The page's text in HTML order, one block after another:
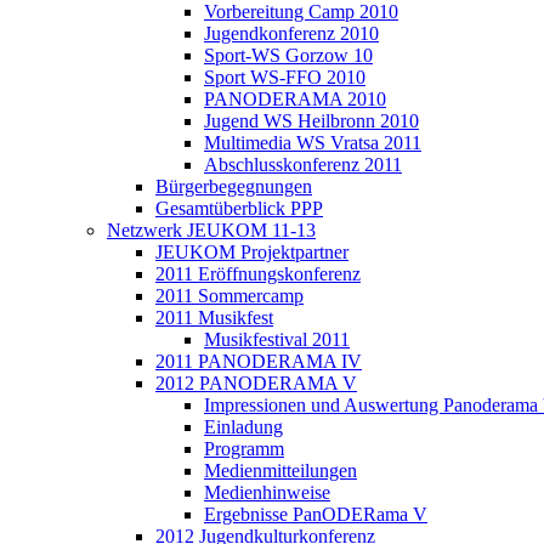
Vorbereitung Camp 2010
Jugendkonferenz 2010
Sport-WS Gorzow 10
Sport WS-FFO 2010
PANODERAMA 2010
Jugend WS Heilbronn 2010
Multimedia WS Vratsa 2011
Abschlusskonferenz 2011
Bürgerbegegnungen
Gesamtüberblick PPP
Netzwerk JEUKOM 11-13
JEUKOM Projektpartner
2011 Eröffnungskonferenz
2011 Sommercamp
2011 Musikfest
Musikfestival 2011
2011 PANODERAMA IV
2012 PANODERAMA V
Impressionen und Auswertung
Einladung
Programm
Medienmitteilungen
Medienhinweise
Ergebnisse PanODERama V
2012 Jugendkulturkonferenz